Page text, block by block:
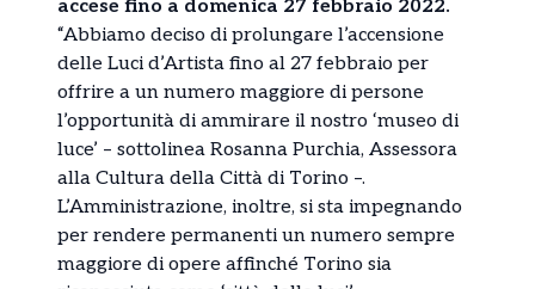
accese fino a domenica 27 febbraio 2022.
“Abbiamo deciso di prolungare l’accensione
delle Luci d’Artista fino al 27 febbraio per
offrire a un numero maggiore di persone
l’opportunità di ammirare il nostro ‘museo di
luce’ – sottolinea Rosanna Purchia, Assessora
alla Cultura della Città di Torino –.
L’Amministrazione, inoltre, si sta impegnando
per rendere permanenti un numero sempre
maggiore di opere affinché Torino sia